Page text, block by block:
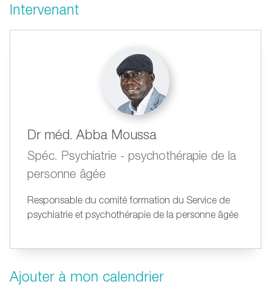
Intervenant
Dr méd. Abba Moussa
Spéc. Psychiatrie - psychothérapie de la
personne âgée
Responsable du comité formation du Service de
psychiatrie et psychothérapie de la personne âgée
Ajouter à mon calendrier